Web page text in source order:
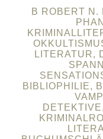
B ROBERT N.
LITERATUR,
BIBLIOPHILIE,